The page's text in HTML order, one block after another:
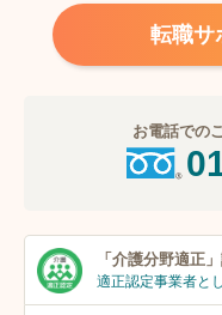
転職サ
お電話での
「介護分野適正」
適正認定事業者と